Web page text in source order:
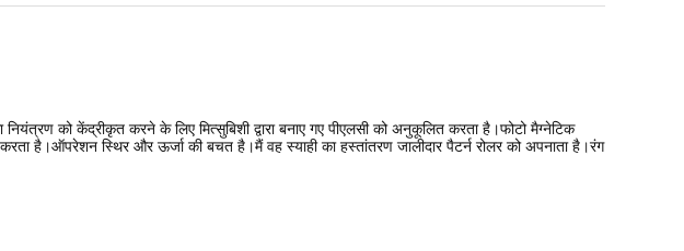
को केंद्रीकृत करने के लिए मित्सुबिशी द्वारा बनाए गए पीएलसी को अनुकूलित करता है।फोटो मैग्नेटिक
है।ऑपरेशन स्थिर और ऊर्जा की बचत है।मैं वह स्याही का हस्तांतरण जालीदार पैटर्न रोलर को अपनाता है।रंग